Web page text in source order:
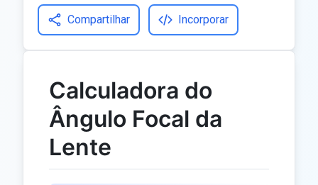
Compartilhar Incorporar
Calculadora do
Ângulo Focal da
Lente